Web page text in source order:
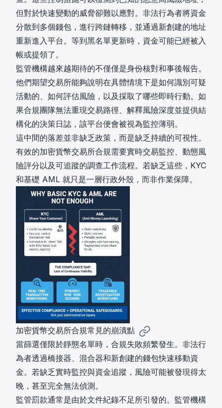
但對於快速變動的威脅卻難以應對。非法行為者將資金
分散到多個錢包，進行跨鏈轉移，並通過新創建的地址
重新進入平台。等到黑名單更新時，資金可能已經被入
帳或提領了。
監管機構越來越期待的不僅僅是身份核對和事後報告。
他們期望交易所能夠說明在具體情境下是如何識別可疑
活動的、如何評估風險，以及採取了哪些即時行動。如
果合規團隊無法重現交易路徑、解釋風險深度並提供結
構化的決策日誌，該平台便會被視為監控薄弱。
這中間的落差並非缺乏政策，而是缺乏持續的可視性。
有效的加密貨幣交易所合規需要實時交易監控、動態風
險評分以及可追蹤的調查工作流程。若缺乏這些，KYC
和基礎 AML 就只是一層行政外殼，而非作業保障。
加密貨幣交易所合規常見的崩潰點
當篩選僅限於靜態名單時，合規失敗頻繁發生。非法行
為者透過橋接器、混合器和新創建的錢包快速移動資
金。若缺乏實時監控與資金追蹤，風險可能被發現得太
晚，甚至完全無法偵測。
監管罰款通常是由於文件紀錄不足所引發的。監管機構